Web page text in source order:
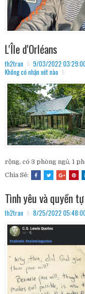
L'Île d'Orléans
th2tran 9/03/2022
Không có nhận xét nào
rộng, có 3 phòng ngủ, 1
Chia Sẻ:
Tình yêu và quyền
th2tran 8/25/2022